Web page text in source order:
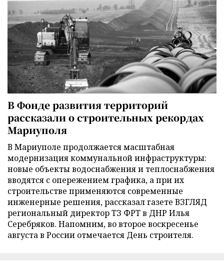
В Фонде развития территорий
рассказали о строительных рекордах
Мариуполя
В Мариуполе продолжается масштабная
модернизация коммунальной инфраструктуры:
новые объекты водоснабжения и теплоснабжения
вводятся с опережением графика, а при их
строительстве применяются современные
инженерные решения, рассказал газете ВЗГЛЯД
региональный директор ТЗ ФРТ в ДНР Илья
Серебряков. Напомним, во второе воскресенье
августа в России отмечается День строителя.